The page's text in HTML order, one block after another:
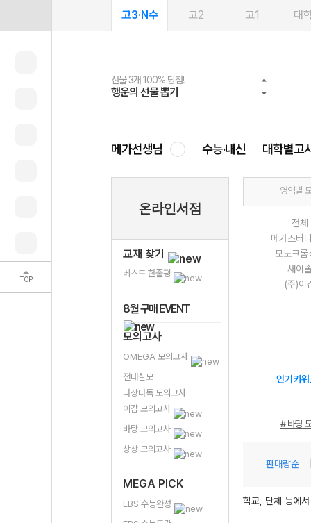
TOP
고3·N수 고2 고1 대
선물 3개 100% 당첨!
행운의 선물 뽑기
선물 100% 증정!
메가스터디 X 올리브
2027 러셀 단과
강사 공개선발
스마트러닝앱
설문 EVENT
메가패스
3일 무료 체험권
메가패스 수강생 무료혜택!
메가클럽 멤버십
사회공헌 캠페인
희망이룸 메가나눔
메가선생님 수능·내신 대학별고
온라인서점
교재 찾기
베스트 한줄평
8월 구매 EVENT
모의고사
OMEGA 모의고사
전대실모
다상다독 모의고사
이감 모의고사
바탕 모의고사
상상 모의고사
MEGA PICK
EBS 수능완성
영역별
전체
메가스터
모노크롬
새이
(주)이
인기키
# 바탕
판매량순
학교, 단체 등에